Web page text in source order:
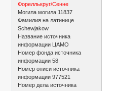
Фореллькруг/Сенне
Могила могила 11837
Фамилия на латинице
Schewjakow
Название источника
информации ЦАМО
Номер фонда источника
информации 58
Номер описи источника
информации 977521
Номер дела источника